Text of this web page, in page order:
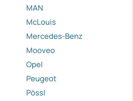
MAN
McLouis
Mercedes-Benz
Mooveo
Opel
Peugeot
Pössl